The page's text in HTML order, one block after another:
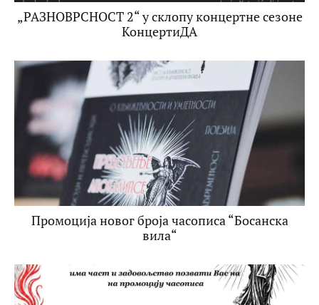
„РАЗНОВРСНОСТ 2“ у склопу концертне сезоне
КонцертиДА
Промоција новог броја часописа “Босанска
вила“